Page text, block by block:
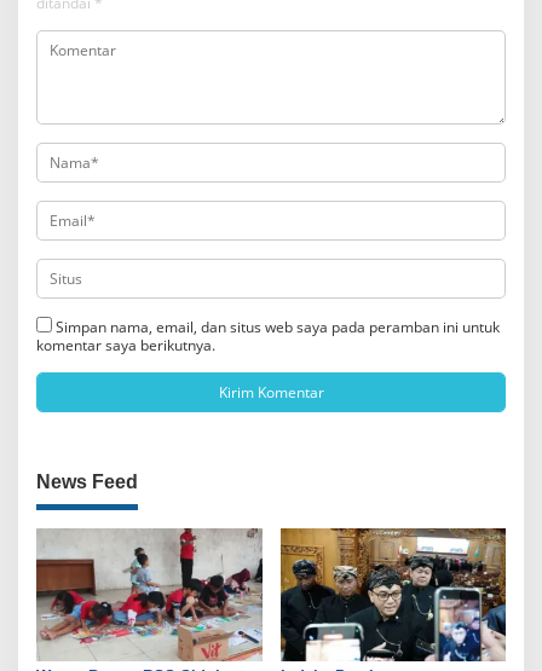
Simpan nama, email, dan situs web saya pada peramban ini untuk
komentar saya berikutnya.
News Feed